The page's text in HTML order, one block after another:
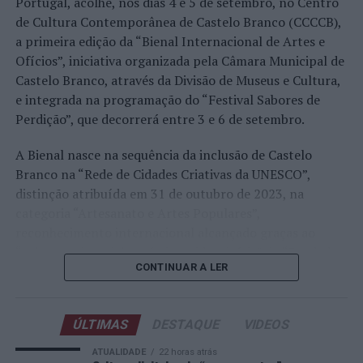
realizado em território nacional. Nuno Borges, Jaime
Faria, Henrique Rocha, Frederico Ferreira Silva, Tiago
Pereira e Tiago Torres integraram o quadro principal,
beneficiando, de igual modo, da reorganização dos wild
cards após as entradas diretas de alguns jogadores.
Entre os portugueses, Tiago Torres e Jaime Faria
protagonizaram as melhores campanhas da edição,
ambos alcançando os quartos de final. Torres assinou
um dos resultados mais marcantes do torneio ao
neerlandês Botic van de Zandschulp, alcançando
também os quartos de final, onde acabou eliminado pelo
de Cultura Contemporânea de Castelo Branco (CCCCB),
a primeira edição da “Bienal Internacional de Artes e
Ofícios”, iniciativa organizada pela Câmara Municipal de
Castelo Branco, através da Divisão de Museus e Cultura,
e integrada na programação do “Festival Sabores de
Perdição”, que decorrerá entre 3 e 6 de setembro.
A Bienal nasce na sequência da inclusão de Castelo
Branco na “Rede de Cidades Criativas da UNESCO”,
distinção atribuída em 31 de outubro de 2023, na
“valor patrimonial, artístico e identitário” do “Bordado
de Castelo Branco”, uma das manifestações mais
da identidade albicastrense.
Ao longo de dois dias, especialistas nacionais e
CONTINUAR A LER
ÚLTIMAS
ATUALIDADE 22 horas atrás